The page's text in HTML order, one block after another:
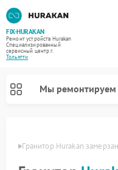
FIX-HURAKAN
Ремонт устройств Hurakan
Специализированный
cервисный центр г.
Тольятти
Мы ремонтируем
Гранитор Hurakan